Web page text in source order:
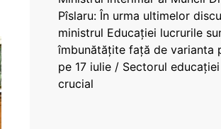
Pîslaru: În urma ultimelor
ministrul Educației lucrurile
îmbunătățite față de varianta
pe 17 iulie / Sectorul
crucial